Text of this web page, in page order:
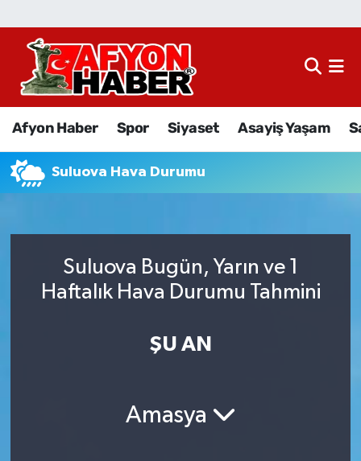
Afyon Haber Spor Siyaset Asayiş Yaşam
Suluova Hava Durumu
Suluova Bugün, Yarın ve 1
Haftalık Hava Durumu Tahmini
ŞU AN
Amasya
Afyon Haber
Asayiş Yaşam
Eğitim